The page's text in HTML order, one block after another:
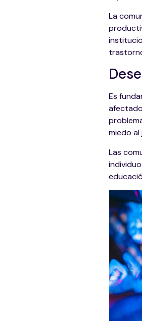
La
Es
miedo al
Las